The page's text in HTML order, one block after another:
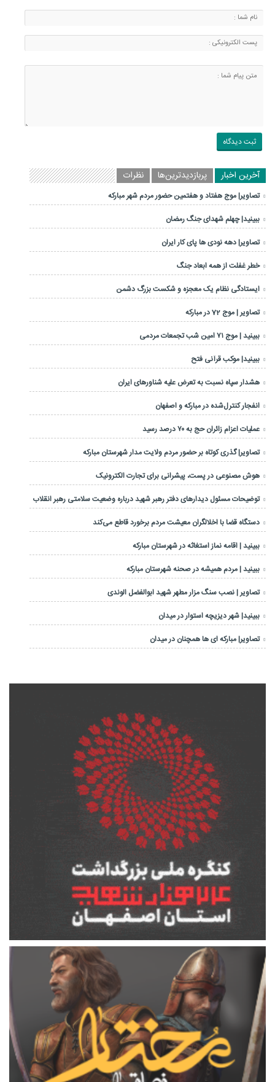
آخرین اخبار پربازدیدترین‌ها نظرات
تصاویر| موج هفتاد و هفتمین حضور مردم شهر مبارکه
ببینید| چهلم شهدای جنگ رمضان
تصاویر| دهه نودی ها پای کار ایران
خطر غفلت از همه ابعاد جنگ
ایستادگی نظام یک معجزه و شکست بزرگ دشمن
تصاویر | موج 72 در مبارکه
ببینید | موج ۷۱ امین شب تجمعات مردمی
ببینید| موکب قرآنی فتح
هشدار سپاه نسبت به تعرض علیه شناورهای ایران
انفجار کنترل‌شده در مبارکه و اصفهان
عملیات اعزام زائران حج به ۷۰ درصد رسید
تصاویر| گذری کوتاه بر حضور مردم ولایت مدار شهرستان مبارکه
هوش مصنوعی در پست، پیشرانی برای تجارت الکترونیک
توضیحات مسئول دیدارهای دفتر رهبر شهید درباره وضعیت سلامتی رهبر انقلاب
دستگاه قضا با اخلالگران معیشت مردم برخورد قاطع می‌کند
ببینید | اقامه نماز استغاثه در شهرستان مبارکه
ببینید | مردم همیشه در صحنه شهرستان مبارکه
تصاویر | نصب سنگ مزار مطهر شهید ابوالفضل الوندی
ببینید| شهر دیزیچه استوار در میدان
تصاویر| مبارکه ای ها همچنان در میدان